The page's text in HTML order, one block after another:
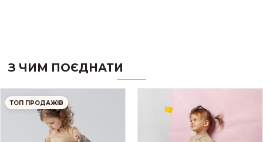
З ЧИМ ПОЄДНАТИ
ТОП ПРОДАЖІВ